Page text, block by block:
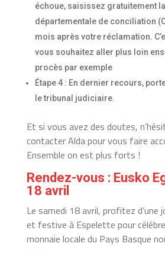
échoue, saisissez gratuitement
départementale de conciliation
mois après votre réclamation.
vous souhaitez aller plus loin
procès par exemple
Étape 4 : En dernier recours,
le tribunal judiciaire.
Et si vous avez des doutes,
contacter Alda pour vous faire
Ensemble on est plus forts !
Rendez-vous : Eusko
18 avril
Le samedi 18 avril, profitez d’une
et festive à Espelette pour
monnaie locale du Pays Basque